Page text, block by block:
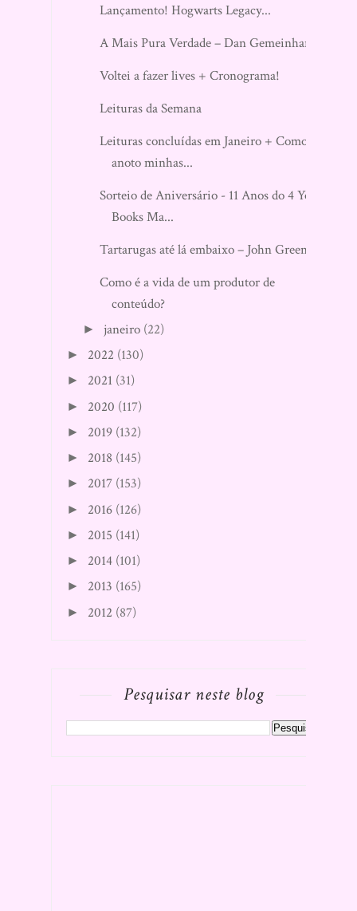
Lançamento! Hogwarts Legacy...
A Mais Pura Verdade – Dan Gemeinhart
Voltei a fazer lives + Cronograma!
Leituras da Semana
Leituras concluídas em Janeiro + Como
anoto minhas...
Sorteio de Aniversário - 11 Anos do 4 You
Books Ma...
Tartarugas até lá embaixo – John Green
Como é a vida de um produtor de
conteúdo?
► janeiro (22)
► 2022 (130)
► 2021 (31)
► 2020 (117)
► 2019 (132)
► 2018 (145)
► 2017 (153)
► 2016 (126)
► 2015 (141)
► 2014 (101)
► 2013 (165)
► 2012 (87)
Pesquisar neste blog